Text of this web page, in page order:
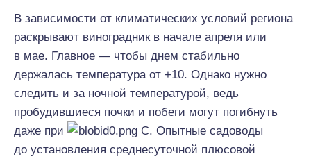
В зависимости от климатических условий региона
раскрывают виноградник в начале апреля или
в мае. Главное — чтобы днем стабильно
держалась температура от +10. Однако нужно
следить и за ночной температурой, ведь
пробудившиеся почки и побеги могут погибнуть
даже при
С. Опытные садоводы
до установления среднесуточной плюсовой